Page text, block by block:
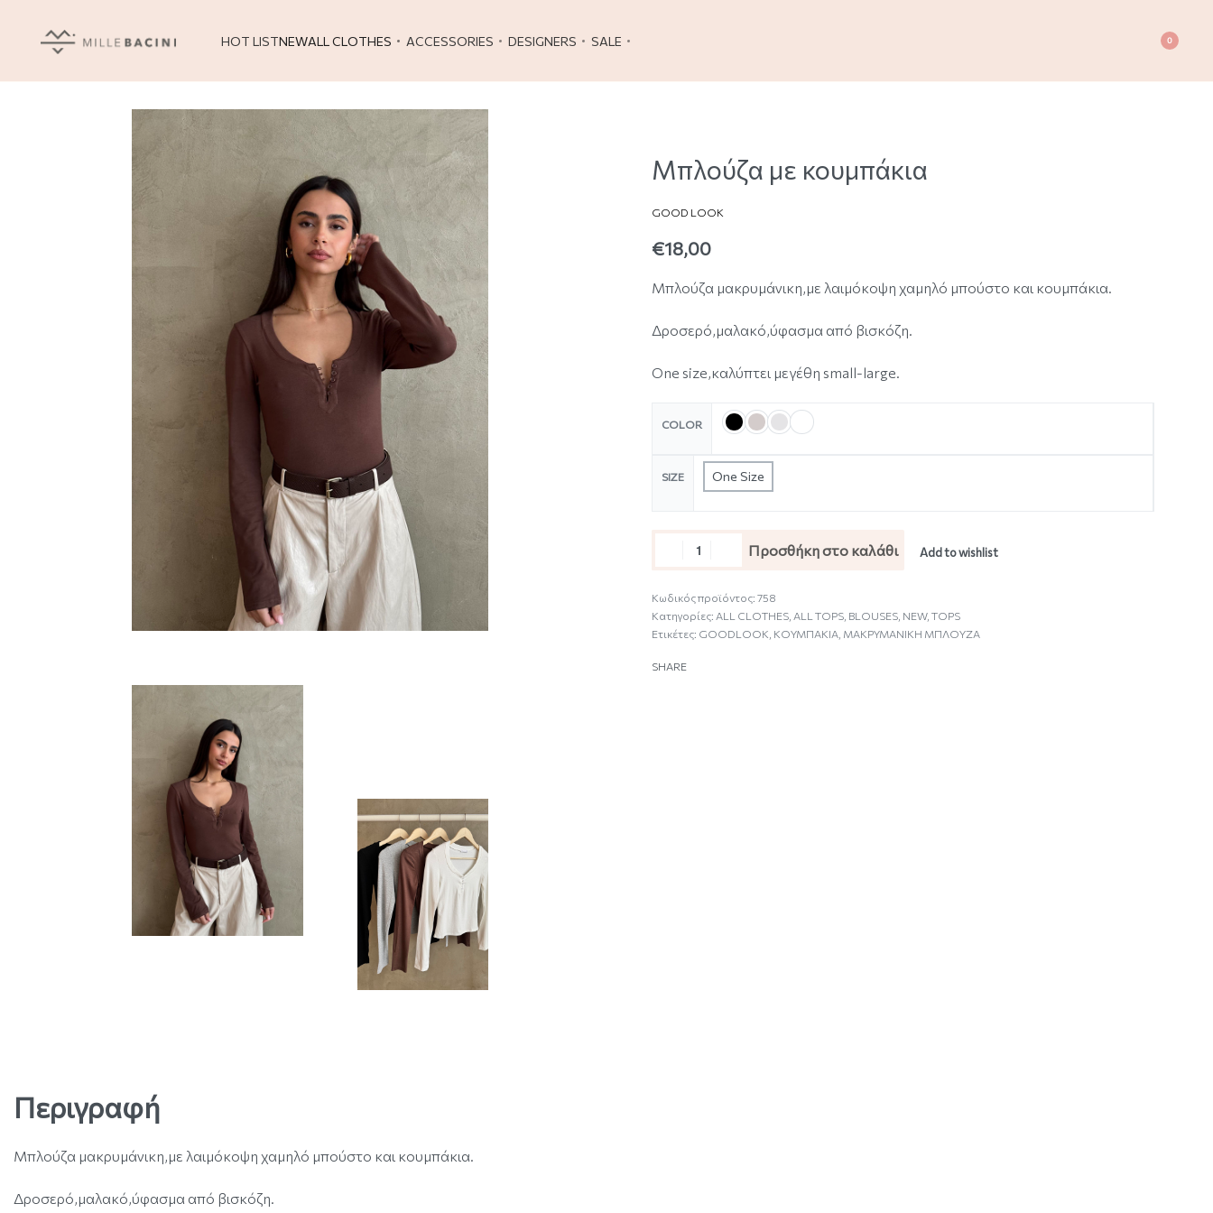
HOT LISTNEWALL CLOTHES ACCESSORIES DESIGNERS SALE 0
Μπλούζα με κουμπάκια
GOOD LOOK
€18,00
Μπλούζα μακρυμάνικη,με λαιμόκοψη χαμηλό μπούστο και κουμπάκια.
Δροσερό,μαλακό,ύφασμα από βισκόζη.
One size,καλύπτει μεγέθη small-large.
COLOR
SIZE One Size
Προσθήκη στο καλάθι Add to wishlist
Κωδικός προϊόντος: 758
Κατηγορίες: ALL CLOTHES ALL TOPS BLOUSES NEW, TOPS
Ετικέτες: GOODLOOK ΚΟΥΜΠΑΚΙΑ ΜΑΚΡΥΜΑΝΙΚΗ ΜΠΛΟΥΖΑ
SHARE
Περιγραφή
Μπλούζα μακρυμάνικη,με λαιμόκοψη χαμηλό μπούστο και κουμπάκια.
Δροσερό,μαλακό,ύφασμα από βισκόζη.